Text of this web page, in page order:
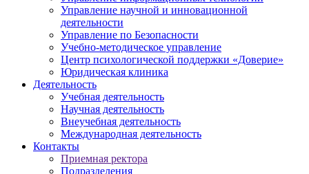
Управление научной и инновационной
деятельности
Управление по Безопасности
Учебно-методическое управление
Центр психологической поддержки «Доверие»
Юридическая клиника
Деятельность
Учебная деятельность
Научная деятельность
Внеучебная деятельность
Международная деятельность
Контакты
Приемная ректора
Подразделения